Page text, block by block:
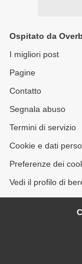
Ospitato da
I migliori post
Pagine
Contatto
Segnala abuso
Termini di servizio
Cookie e dati
Preferenze dei
Vedi il profilo di